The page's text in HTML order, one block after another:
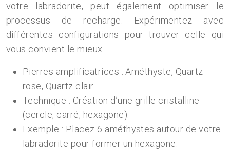
votre labradorite, peut également optimiser le
processus de recharge. Expérimentez avec
différentes configurations pour trouver celle qui
vous convient le mieux.
Pierres amplificatrices : Améthyste, Quartz
rose, Quartz clair.
Technique : Création d’une grille cristalline
(cercle, carré, hexagone).
Exemple : Placez 6 améthystes autour de votre
labradorite pour former un hexagone.